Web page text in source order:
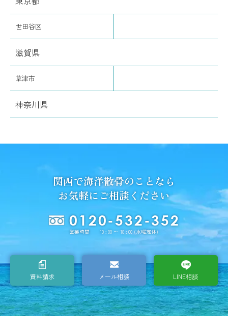
世田谷区
滋賀県
草津市
神奈川県
関西で海洋散骨のことなら
お気軽にご相談ください
0120-532-352
営業時間 10 : 00 〜 18 : 00 (水曜定休)
資料請求 メール相談 LINE相談